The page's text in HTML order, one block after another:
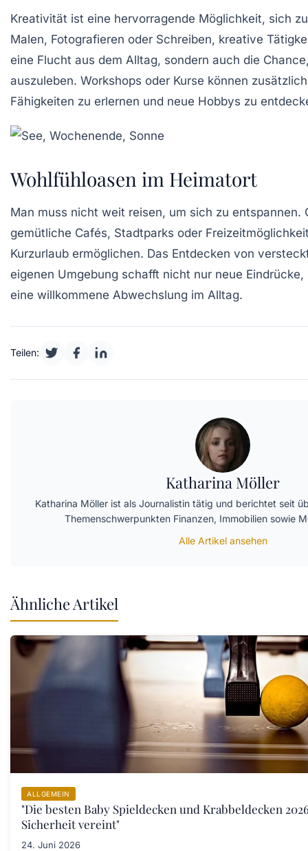
Kreativität ist eine hervorragende Möglichkeit, sich
Malen, Fotografieren oder Schreiben, kreative
eine Flucht aus dem Alltag, sondern auch die
auszuleben. Workshops oder Kurse können
Fähigkeiten zu erlernen und neue Hobbys zu
Wohlfühloasen im Heimatort
Man muss nicht weit reisen, um sich zu entspannen.
gemütliche Cafés, Stadtparks oder
Kurzurlaub ermöglichen. Das Entdecken von
eigenen Umgebung schafft nicht nur neue
eine willkommene Abwechslung im Alltag.
Teilen:
Katharina Möller
Katharina Möller ist als Journalistin tätig und berichtet seit
Themenschwerpunkten Finanzen, Immobilien sowie
Alle Artikel ansehen
Ähnliche Artikel
ALLGEMEIN
"Die besten Baby Spieldecken und Krabbeldecken
Sicherheit vereint"
24. Juni 2026